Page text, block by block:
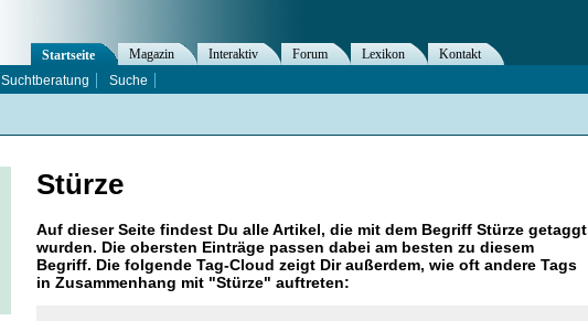
Stürze
Auf dieser Seite findest Du alle Artikel, die mit dem Begriff Stürze getaggt
wurden. Die obersten Einträge passen dabei am besten zu diesem
Begriff. Die folgende Tag-Cloud zeigt Dir außerdem, wie oft andere Tags
in Zusammenhang mit "Stürze" auftreten:
Startseite Magazin Interaktiv Forum Lexikon
Kontakt
Suchtberatung Suche